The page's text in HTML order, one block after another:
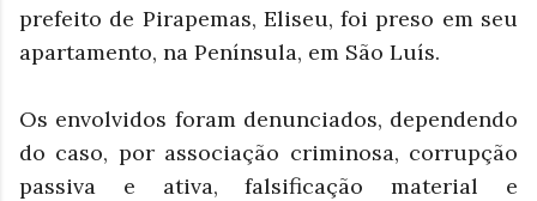
prefeito de Pirapemas, Eliseu, foi preso em seu
apartamento, na Península, em São Luís.
Os envolvidos foram denunciados, dependendo
do caso, por associação criminosa, corrupção
passiva e ativa, falsificação material e